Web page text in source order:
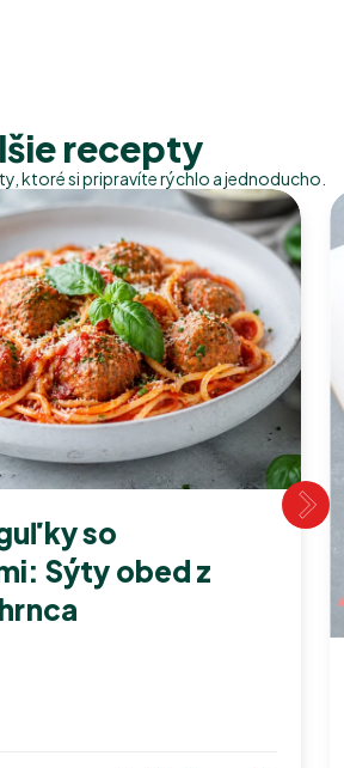
recepty
ktoré si pripravíte rýchlo a jednoducho.
so
Sýty obed z